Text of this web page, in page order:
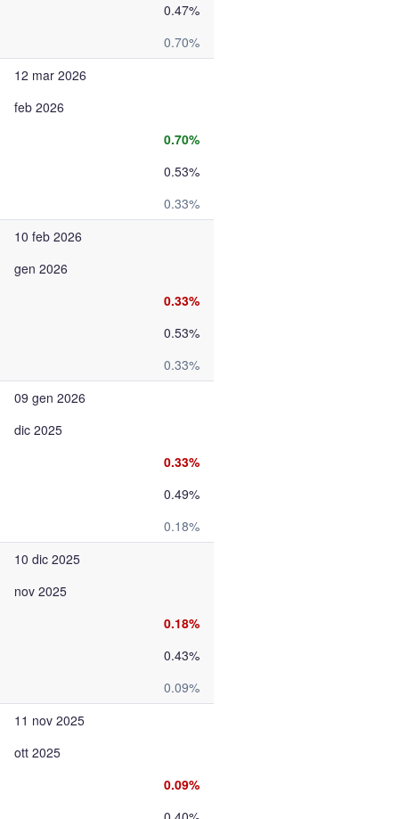
0.47%
0.70%
12 mar 2026
feb 2026
0.70%
0.53%
0.33%
10 feb 2026
gen 2026
0.33%
0.53%
0.33%
09 gen 2026
dic 2025
0.33%
0.49%
0.18%
10 dic 2025
nov 2025
0.18%
0.43%
0.09%
11 nov 2025
ott 2025
0.09%